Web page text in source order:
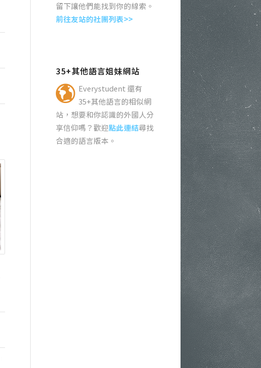
留下讓他們能找到你的線索。
前往友站的社團列表>>
35+其他語言姐妹網站
Everystudent 還有
35+其他語言的相似網
站，想要和你認識的外國人分
享信仰嗎？歡迎點此連結尋找
合適的語言版本。